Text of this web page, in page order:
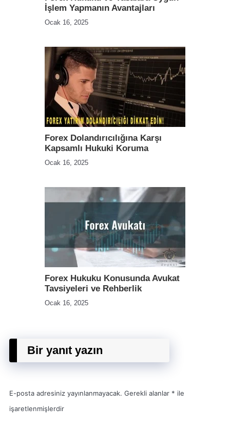
İşlem Yapmanın Avantajları
Ocak 16, 2025
Forex Dolandırıcılığına Karşı
Kapsamlı Hukuki Koruma
Ocak 16, 2025
Forex Hukuku Konusunda Avukat
Tavsiyeleri ve Rehberlik
Ocak 16, 2025
Bir yanıt yazın
E-posta adresiniz yayınlanmayacak. Gerekli alanlar * ile
işaretlenmişlerdir